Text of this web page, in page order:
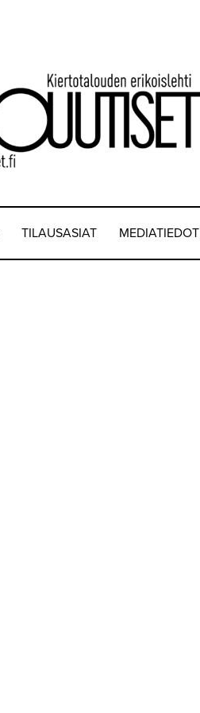
TILAUSASIAT MEDIATIEDOT